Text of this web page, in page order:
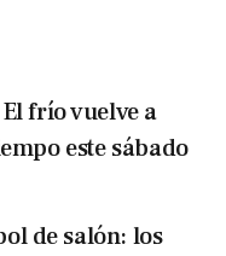
El frío vuelve a
este sábado
de salón: los